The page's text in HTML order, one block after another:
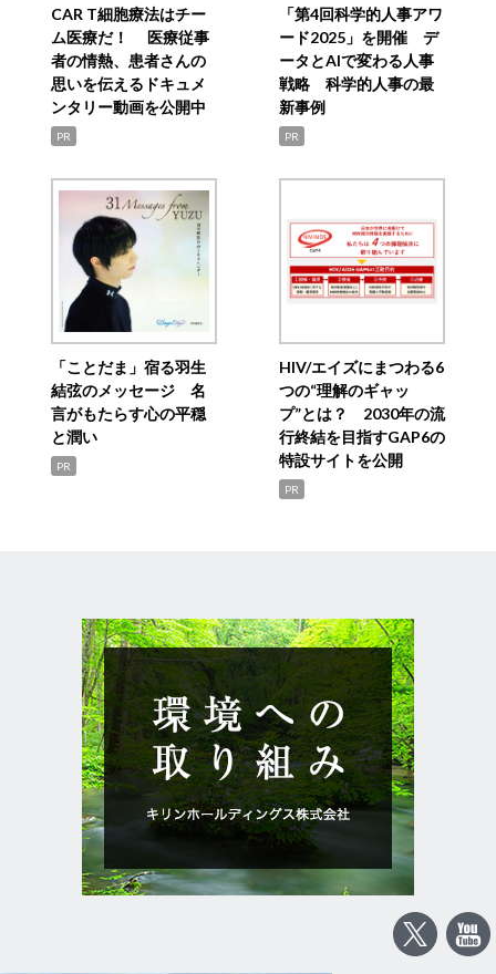
CAR T細胞療法はチー
ム医療だ！ 医療従事
者の情熱、患者さんの
思いを伝えるドキュメ
ンタリー動画を公開中
PR
「第4回科学的人事アワ
ード2025」を開催 デ
ータとAIで変わる人事
戦略 科学的人事の最
新事例
PR
「ことだま」宿る羽生
結弦のメッセージ 名
言がもたらす心の平穏
と潤い
PR
HIV/エイズにまつわる6
つの“理解のギャッ
プ”とは？ 2030年の流
行終結を目指すGAP6の
特設サイトを公開
PR